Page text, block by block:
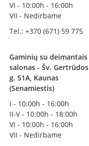
VI - 10:00h - 16:00h
VII - Nedirbame
Tel.: +370 (671) 59 775
Gaminių su deimantais
salonas - Šv. Gertrūdos
g. 51A, Kaunas
(Senamiestis)
I - 10:00h - 16:00h
II-V - 10:00h - 18:00h
VI - 10:00h - 16:00h
VII - Nedirbame